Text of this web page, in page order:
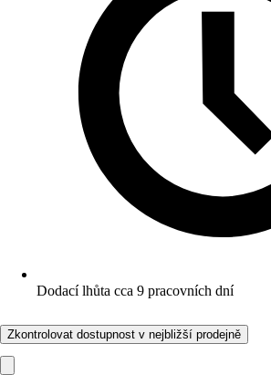
Dodací lhůta cca 9 pracovních dní
Zkontrolovat dostupnost v nejbližší prodejně